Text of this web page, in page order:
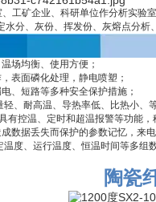
工矿企业、科研单位作分析实验
分、灰份、挥发份、灰熔点分析
场均衡、使用方便；
表面磷化处理，静电喷塑；
、短路等多种安全保护措施；
、耐高温、导热率低、比热小、
有控温、定时和超温报警等功能，
数据丢失而保护的参数记忆，来电
度、运行温度、恒温时间等多组
陶瓷